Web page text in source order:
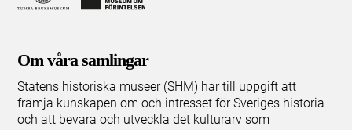
Om våra samlingar
Statens historiska museer (SHM) har till uppgift att
främja kunskapen om och intresset för Sveriges historia
och att bevara och utveckla det kulturarv som